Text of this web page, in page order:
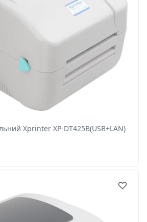
Xprinter XP-DT425B(USB+LAN)